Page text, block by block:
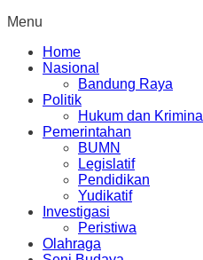
Menu
Home
Nasional
Bandung Raya
Politik
Hukum dan Kriminal
Pemerintahan
BUMN
Legislatif
Pendidikan
Yudikatif
Investigasi
Peristiwa
Olahraga